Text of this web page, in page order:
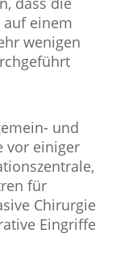
einem
wenigen
und
vor einiger
für
Chirurgie
Eingriffe